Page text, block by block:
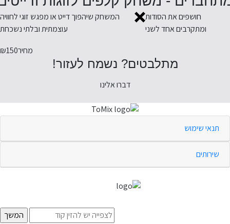
חושפים את הסודות
ומתקרבים אחד לשני
המשחק שיהפוך דייט או מפגש זוגי לחוויה
עוצמתית ובלתי נשכחת
מחיר₪150
מתלבטים? נשמח לעזור!
דברו אלינו
תנאי שימוש
שירותים